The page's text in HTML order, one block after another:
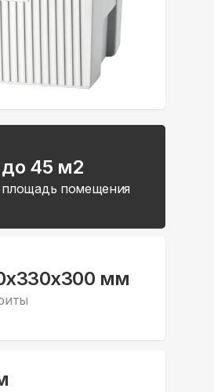
до 45 м2
площадь помещения
мм